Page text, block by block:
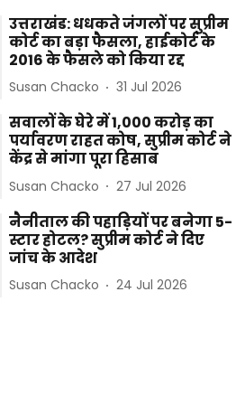
उत्तराखंड: धधकते जंगलों पर सुप्रीम
कोर्ट का बड़ा फैसला, हाईकोर्ट के
2016 के फैसले को किया रद्द
Susan Chacko 31 Jul 2026
सवालों के घेरे में 1,000 करोड़ का
पर्यावरण राहत कोष, सुप्रीम कोर्ट ने
केंद्र से मांगा पूरा हिसाब
Susan Chacko 27 Jul 2026
नैनीताल की पहाड़ियों पर बनेगा 5-
स्टार होटल? सुप्रीम कोर्ट ने दिए
जांच के आदेश
Susan Chacko 24 Jul 2026